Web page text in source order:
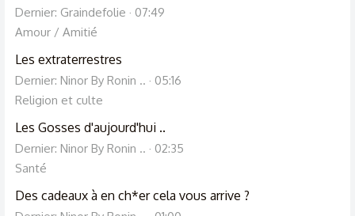
Dernier: Graindefolie
07:49
Amour / Amitié
Les extraterrestres
Dernier: Ninor By Ronin ..
05:16
Religion et culte
Les Gosses d'aujourd'hui ..
Dernier: Ninor By Ronin ..
02:35
Santé
Des cadeaux à en ch*er cela vous arrive ?